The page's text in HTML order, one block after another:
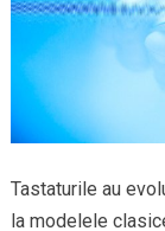
Tastaturile au
la modelele